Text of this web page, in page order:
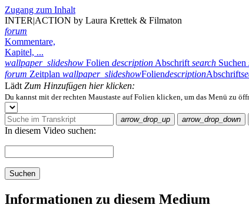
Zugang zum Inhalt
INTER|ACTION by Laura Krettek & Filmaton
forum
Kommentare,
Kapitel, ...
wallpaper_slideshow Folien description Abschrift search Suchen
forum Zeitplan wallpaper_slideshowFoliendescriptionAbschrift
Lädt Zum Hinzufügen hier klicken:
Du kannst mit der rechten Maustaste auf Folien klicken, um das Menü zu
arrow_drop_up arrow_drop_down
In diesem Video suchen:
Suchen
Informationen zu diesem Medium